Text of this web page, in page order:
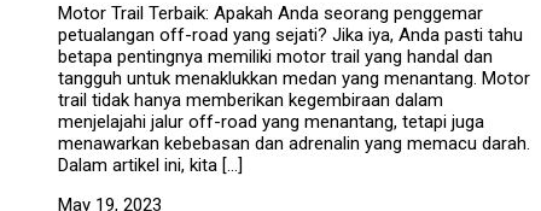
Motor Trail Terbaik: Apakah Anda seorang penggemar
petualangan off-road yang sejati? Jika iya, Anda pasti tahu
betapa pentingnya memiliki motor trail yang handal dan
tangguh untuk menaklukkan medan yang menantang. Motor
trail tidak hanya memberikan kegembiraan dalam
menjelajahi jalur off-road yang menantang, tetapi juga
menawarkan kebebasan dan adrenalin yang memacu darah.
Dalam artikel ini, kita […]
May 19, 2023